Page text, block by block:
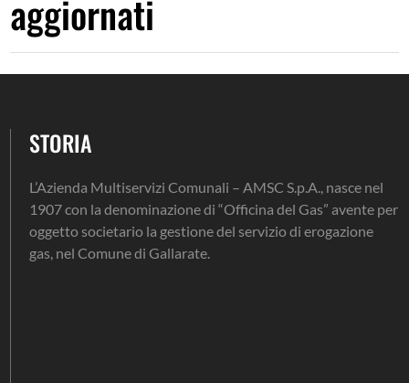
aggiornati
STORIA
L’Azienda Multiservizi Comunali – AMSC S.p.A., nasce nel
1907 con la denominazione di “Officina del Gas” avente per
oggetto societario la gestione del servizio di erogazione
gas, nel Comune di Gallarate.